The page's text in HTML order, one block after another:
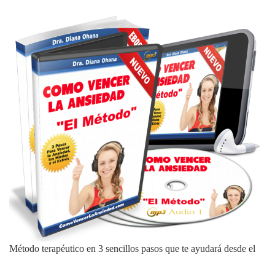
Método terapéutico en 3 sencillos pasos que te ayudará desde el